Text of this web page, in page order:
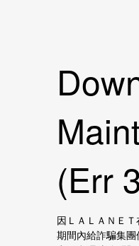
(Err
因ＬＡＬＡＮＥ
期間內給詐騙集